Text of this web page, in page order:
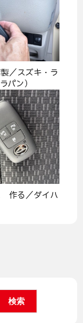
スズキ・ラ
パン）
る／ダイハ